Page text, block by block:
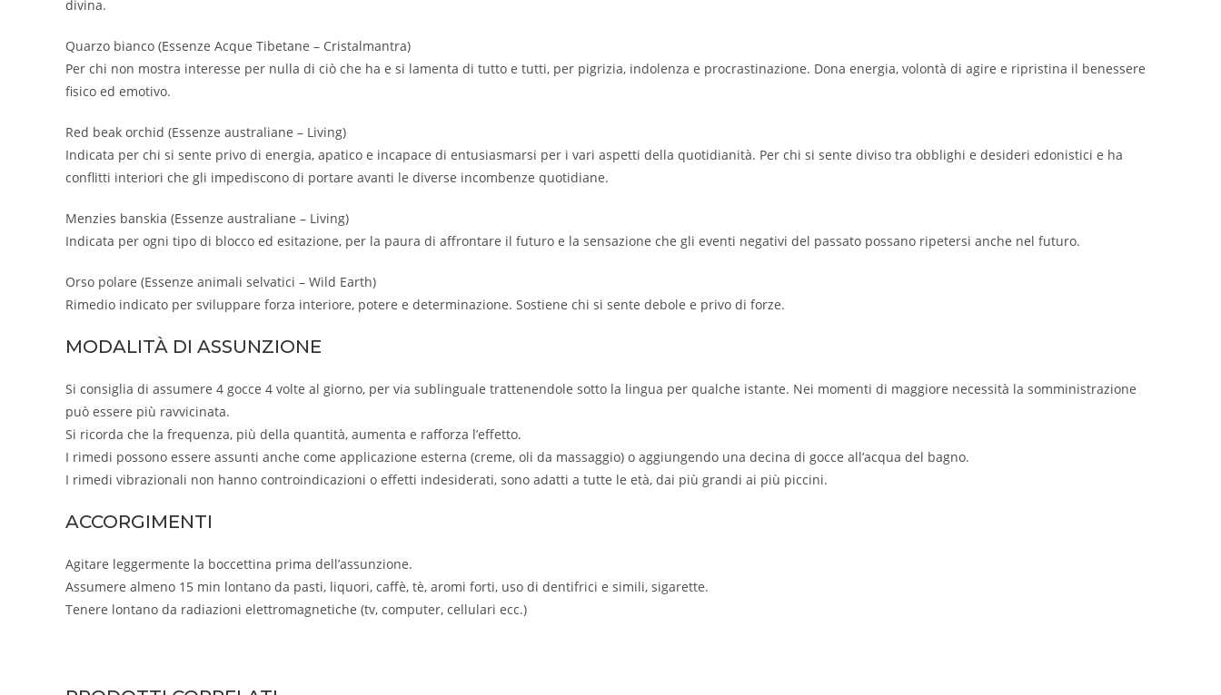
divina.
Quarzo bianco (Essenze Acque Tibetane – Cristalmantra)
Per chi non mostra interesse per nulla di ciò che ha e si lamenta di tutto e tutti, per pigrizia, indolenza e procrastinazione. Dona energia, volontà di agire e ripristina il benessere
fisico ed emotivo.
Red beak orchid (Essenze australiane – Living)
Indicata per chi si sente privo di energia, apatico e incapace di entusiasmarsi per i vari aspetti della quotidianità. Per chi si sente diviso tra obblighi e desideri edonistici e ha
conflitti interiori che gli impediscono di portare avanti le diverse incombenze quotidiane.
Menzies banskia (Essenze australiane – Living)
Indicata per ogni tipo di blocco ed esitazione, per la paura di affrontare il futuro e la sensazione che gli eventi negativi del passato possano ripetersi anche nel futuro.
Orso polare (Essenze animali selvatici – Wild Earth)
Rimedio indicato per sviluppare forza interiore, potere e determinazione. Sostiene chi si sente debole e privo di forze.
MODALITÀ DI ASSUNZIONE
Si consiglia di assumere 4 gocce 4 volte al giorno, per via sublinguale trattenendole sotto la lingua per qualche istante. Nei momenti di maggiore necessità la somministrazione
può essere più ravvicinata.
Si ricorda che la frequenza, più della quantità, aumenta e rafforza l’effetto.
I rimedi possono essere assunti anche come applicazione esterna (creme, oli da massaggio) o aggiungendo una decina di gocce all’acqua del bagno.
I rimedi vibrazionali non hanno controindicazioni o effetti indesiderati, sono adatti a tutte le età, dai più grandi ai più piccini.
ACCORGIMENTI
Agitare leggermente la boccettina prima dell’assunzione.
Assumere almeno 15 min lontano da pasti, liquori, caffè, tè, aromi forti, uso di dentifrici e simili, sigarette.
Tenere lontano da radiazioni elettromagnetiche (tv, computer, cellulari ecc.)